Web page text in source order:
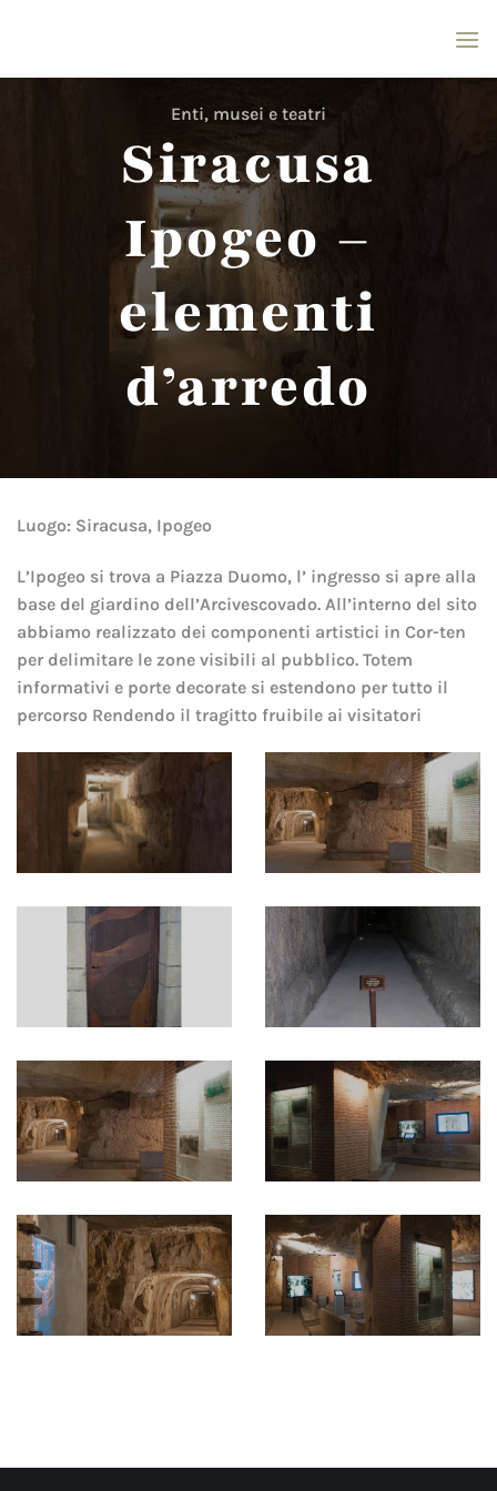
Enti, musei e teatri
Siracusa
Ipogeo –
elementi
d’arredo
Luogo: Siracusa, Ipogeo
L’Ipogeo si trova a Piazza Duomo, l’ ingresso si apre alla
base del giardino dell’Arcivescovado. All’interno del sito
abbiamo realizzato dei componenti artistici in Cor-ten
per delimitare le zone visibili al pubblico. Totem
informativi e porte decorate si estendono per tutto il
percorso Rendendo il tragitto fruibile ai visitatori